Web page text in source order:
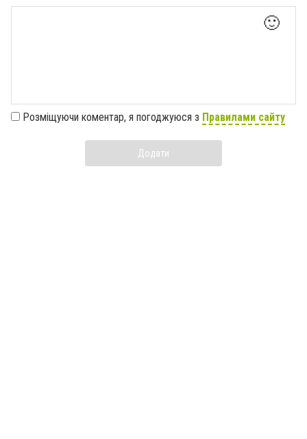
🙂
Розміщуючи коментар, я погоджуюся з Правилами сайту
Додати